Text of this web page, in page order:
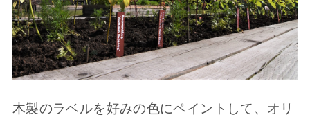
木製のラベルを好みの色にペイントして、オリ